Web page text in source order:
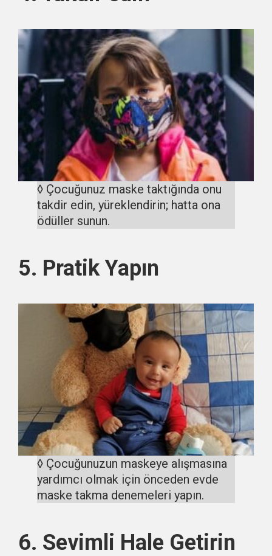
◊ Çocuğunuz maske taktığında onu
takdir edin, yüreklendirin; hatta ona
ödüller sunun.
5. Pratik Yapın
◊ Çocuğunuzun maskeye alışmasına
yardımcı olmak için önceden evde
maske takma denemeleri yapın.
6. Sevimli Hale Getirin